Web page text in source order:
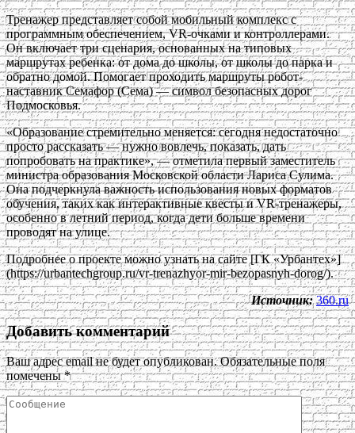
Тренажер представляет собой мобильный комплекс с
программным обеспечением, VR-очками и контроллерами.
Он включает три сценария, основанных на типовых
маршрутах ребенка: от дома до школы, от школы до парка и
обратно домой. Помогает проходить маршруты робот-
наставник Семафор (Сема) — символ безопасных дорог
Подмосковья.
«Образование стремительно меняется: сегодня недостаточно
просто рассказать — нужно вовлечь, показать, дать
попробовать на практике», — отметила первый заместитель
министра образования Московской области Лариса Сулима.
Она подчеркнула важность использования новых форматов
обучения, таких как интерактивные квесты и VR-тренажеры,
особенно в летний период, когда дети больше времени
проводят на улице.
Подробнее о проекте можно узнать на сайте [ГК «Урбантех»]
(https://urbantechgroup.ru/vr-trenazhyor-mir-bezopasnyh-dorog/).
Источник: 360.ru
Добавить комментарий
Ваш адрес email не будет опубликован. Обязательные поля
помечены*